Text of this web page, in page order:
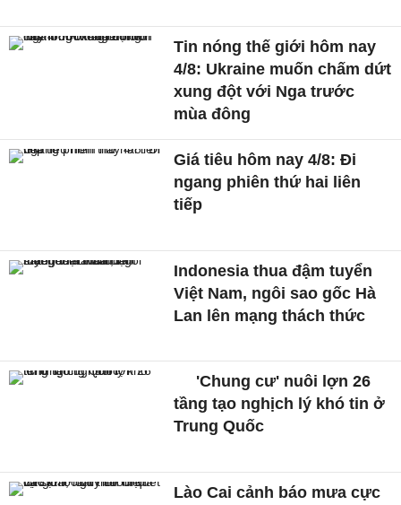
Tin nóng thế giới hôm nay
4/8: Ukraine muốn chấm dứt
xung đột với Nga trước
mùa đông
Giá tiêu hôm nay 4/8: Đi
ngang phiên thứ hai liên
tiếp
Indonesia thua đậm tuyển
Việt Nam, ngôi sao gốc Hà
Lan lên mạng thách thức
'Chung cư' nuôi lợn 26
tầng tạo nghịch lý khó tin ở
Trung Quốc
Lào Cai cảnh báo mưa cực